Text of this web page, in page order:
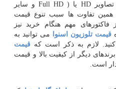
HD یا Full HD ) و سایر
همین تفاوت ها سبب تنوع قیمت
مهم هنگام خرید نیز
قیمت تلوزیون اسنوا
می توانید به
لازم به ذکر است که قیمت
دیگر از کیفیت بالا و قیمت
است.